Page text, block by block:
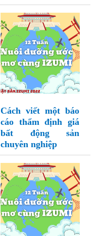
Cách viết một báo
cáo thẩm định giá
bất động sản
chuyên nghiệp